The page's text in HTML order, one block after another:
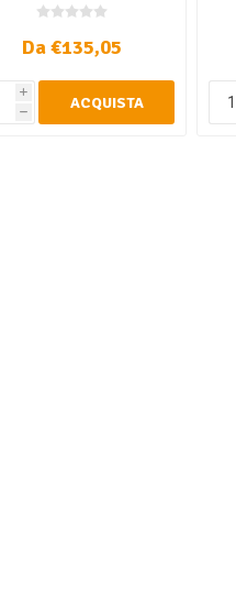
Da €135,05
i
h ACQUISTA